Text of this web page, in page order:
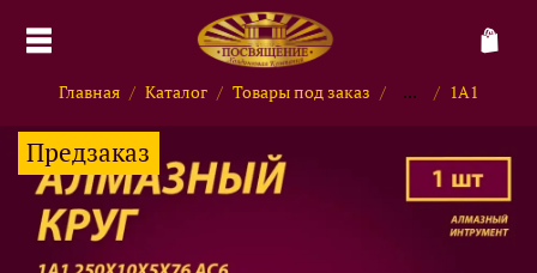
Главная Каталог Товары под заказ ... 1А1
Предзаказ